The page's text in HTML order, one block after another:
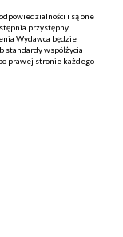
i są one
przystępny
Wydawca będzie
standardy współżycia
prawej stronie każdego